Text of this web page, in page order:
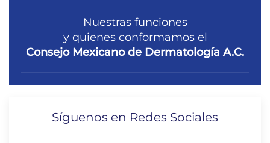
Nuestras funciones
y quienes conformamos el
Consejo Mexicano de Dermatología A.C.
Síguenos en Redes Sociales